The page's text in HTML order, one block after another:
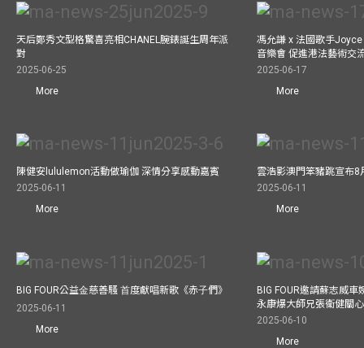
天后鄭秀文型格驚喜亮相CHANEL腕錶誕生周年派
對
2025-06-25
More
馮允謙 x 法國歌手
音樂會 促進港法藝術交
2025-06-17
More
陳健安lululemon活動做瑜伽 深情分享感動嘉賓
2025-06-11
More
雲浩影澳門笨豬跳宣布8
2025-06-11
More
BIG FOUR公益⾦慈善騷 ⾸度獻唱新歌《赤⼦們》
2025-06-11
More
BIG FOUR邀請蘇志威
永康爆大師兄張衞健關
2025-06-10
More